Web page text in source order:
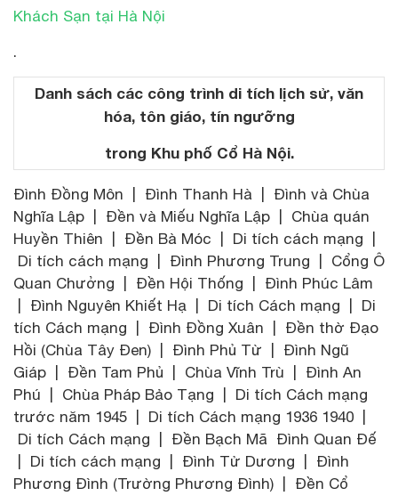
Khách Sạn tại Hà Nội
.
Danh sách các công trình di tích lịch sử, văn
hóa, tôn giáo, tín ngưỡng
trong Khu phố Cổ Hà Nội.
Đình Đồng Môn | Đình Thanh Hà | Đình và Chùa
Nghĩa Lập | Đền và Miếu Nghĩa Lập | Chùa quán
Huyền Thiên | Đền Bà Móc | Di tích cách mạng |
Di tích cách mạng | Đình Phương Trung | Cổng Ô
Quan Chưởng | Đền Hội Thống | Đình Phúc Lâm
| Đình Nguyên Khiết Hạ | Di tích Cách mạng | Di
tích Cách mạng | Đình Đồng Xuân | Đền thờ Đạo
Hồi (Chùa Tây Đen) | Đình Phủ Từ | Đình Ngũ
Giáp | Đền Tam Phủ | Chùa Vĩnh Trù | Đình An
Phú | Chùa Pháp Bảo Tạng | Di tích Cách mạng
trước năm 1945 | Di tích Cách mạng 1936 1940 |
Di tích Cách mạng | Đền Bạch Mã Đình Quan Đế
| Di tích cách mạng | Đình Tử Dương | Đình
Phương Đình (Trường Phương Đình) | Đền Cổ